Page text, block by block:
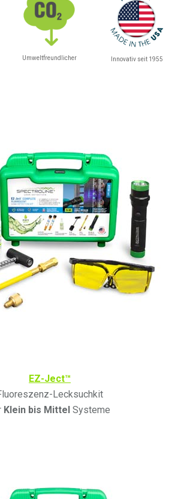
Umweltfreundlicher Innovativ seit 1955
EZ-Ject™
Lecksuchkit
Klein bis MittelSysteme